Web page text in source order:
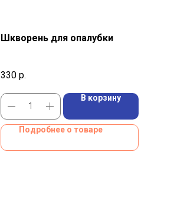
Шкворень для опалубки
330 р.
В корзину
Подробнее о товаре